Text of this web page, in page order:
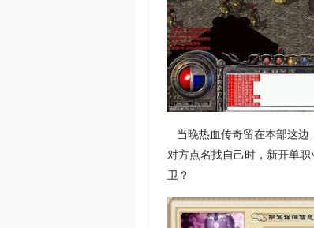
当晚热血传奇留在本部这边
对方点名找自己时，新开单
卫？